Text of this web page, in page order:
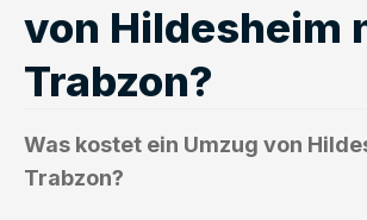
von Hildesheim
Trabzon?
Was kostet ein Umzug von
Trabzon?